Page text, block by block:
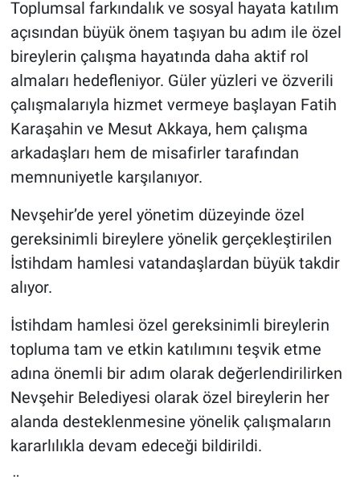
Toplumsal farkındalık ve sosyal hayata katılım
açısından büyük önem taşıyan bu adım ile özel
bireylerin çalışma hayatında daha aktif rol
almaları hedefleniyor. Güler yüzleri ve özverili
çalışmalarıyla hizmet vermeye başlayan Fatih
Karaşahin ve Mesut Akkaya, hem çalışma
arkadaşları hem de misafirler tarafından
memnuniyetle karşılanıyor.
Nevşehir’de yerel yönetim düzeyinde özel
gereksinimli bireylere yönelik gerçekleştirilen
İstihdam hamlesi vatandaşlardan büyük takdir
alıyor.
İstihdam hamlesi özel gereksinimli bireylerin
topluma tam ve etkin katılımını teşvik etme
adına önemli bir adım olarak değerlendirilirken
Nevşehir Belediyesi olarak özel bireylerin her
alanda desteklenmesine yönelik çalışmaların
kararlılıkla devam edeceği bildirildi.
Haberde İnsan